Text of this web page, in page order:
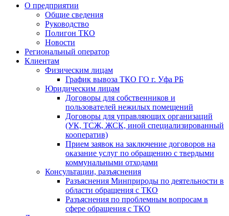
О предприятии
Общие сведения
Руководство
Полигон ТКО
Новости
Региональный оператор
Клиентам
Физическим лицам
График вывоза ТКО ГО г. Уфа РБ
Юридическим лицам
Договоры для собственников и
пользователей нежилых помещений
Договоры для управляющих организаций
(УК, ТСЖ, ЖСК, иной специализированный
кооператив)
Прием заявок на заключение договоров на
оказание услуг по обращению с твердыми
коммунальными отходами
Консультации, разъяснения
Разъяснения Минприроды по деятельности в
области обращения с ТКО
Разъяснения по проблемным вопросам в
сфере обращения с ТКО